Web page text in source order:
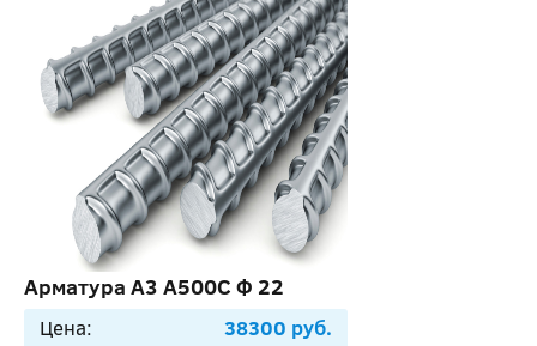
Арматура А3 А500С Ф 22
Цена: 38300 руб.